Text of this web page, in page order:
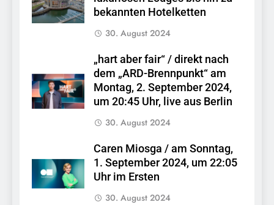
bekannten Hotelketten
30. August 2024
„hart aber fair“ / direkt nach
dem „ARD-Brennpunkt“ am
Montag, 2. September 2024,
um 20:45 Uhr, live aus Berlin
30. August 2024
Caren Miosga / am Sonntag,
1. September 2024, um 22:05
Uhr im Ersten
30. August 2024